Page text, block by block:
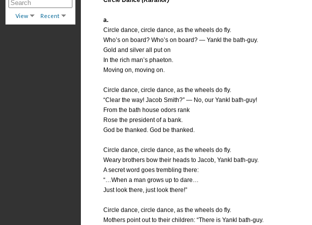
View Recent
a.
Circle dance, circle dance, as the wheels do fly.
Who’s on board? Who’s on board? — Yankl the bath-guy.
Gold and silver all put on
In the rich man’s phaeton.
Moving on, moving on.
Circle dance, circle dance, as the wheels do fly.
“Clear the way! Jacob Smith?” — No, our Yankl bath-guy!
From the bath house odors rank
Rose the president of a bank.
God be thanked. God be thanked.
Circle dance, circle dance, as the wheels do fly.
Weary brothers bow their heads to Jacob, Yankl bath-guy.
A secret word goes trembling there:
“…When a man grows up to dare…
Just look there, just look there!”
Circle dance, circle dance, as the wheels do fly.
Mothers point out to their children: “There is Yankl bath-guy.